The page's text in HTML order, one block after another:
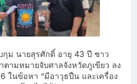
กุม นายสุรศักดิ์ อายุ 43 ปี ชาว
ามหมายจับศาลจังหวัดภูเขียว ลง
ในข้อหา “มีอาวุธปืน และเครื่อง